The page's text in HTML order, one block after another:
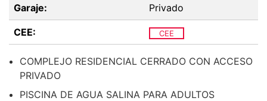
Garaje: Privado
CEE: CEE
COMPLEJO RESIDENCIAL CERRADO CON ACCESO
PRIVADO
PISCINA DE AGUA SALINA PARA ADULTOS